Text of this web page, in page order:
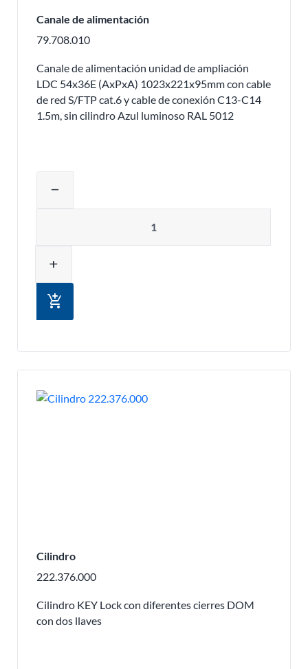
Canale de alimentación
79.708.010
Canale de alimentación unidad de ampliación
LDC 54x36E (AxPxA) 1023x221x95mm con cable
de red S/FTP cat.6 y cable de conexión C13-C14
1.5m, sin cilindro Azul luminoso RAL 5012
remove
add
add_shopping_cart
Cilindro
222.376.000
Cilindro KEY Lock con diferentes cierres DOM
con dos llaves